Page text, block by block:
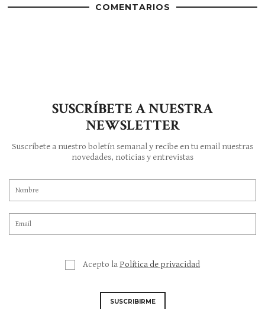
COMENTARIOS
SUSCRÍBETE A NUESTRA
NEWSLETTER
Suscríbete a nuestro boletín semanal y recibe en tu email nuestras
novedades, noticias y entrevistas
Acepto la Política de privacidad
SUSCRIBIRME